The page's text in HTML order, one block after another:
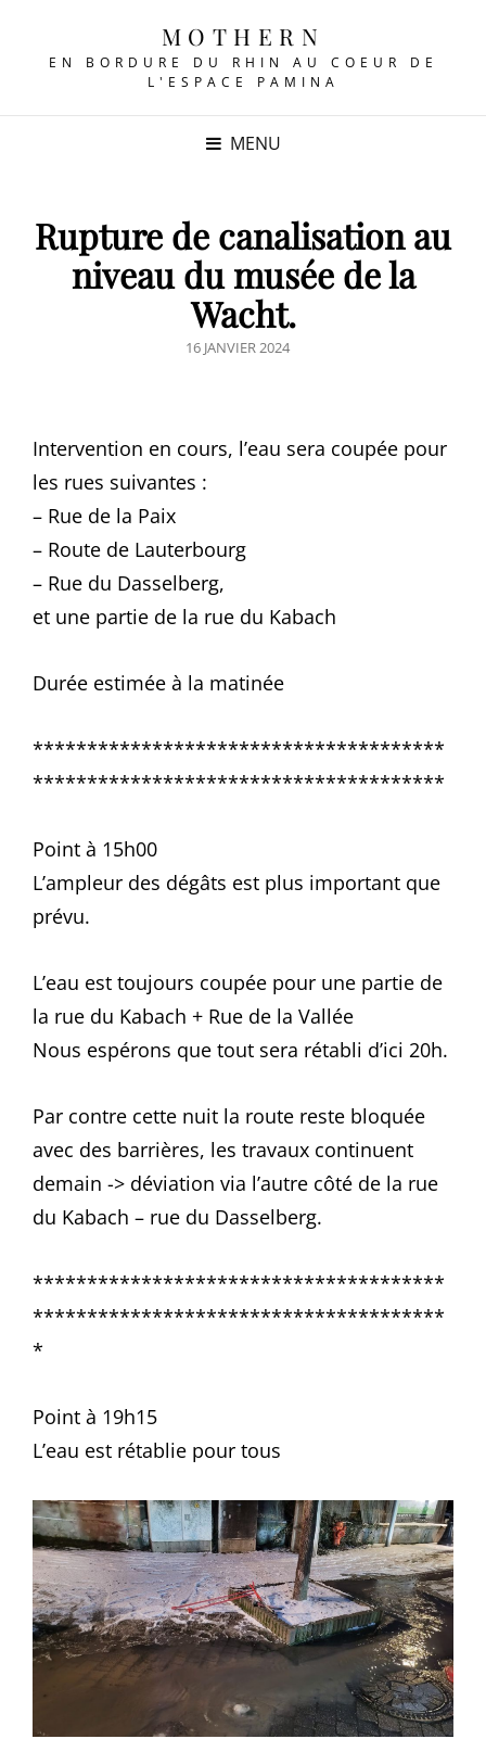
MOTHERN
EN BORDURE DU RHIN AU COEUR DE
L'ESPACE PAMINA
MENU
Rupture de canalisation au
niveau du musée de la
Wacht.
POSTED
16 JANVIER 2024
Intervention en cours, l’eau sera coupée pour
les rues suivantes :
– Rue de la Paix
– Route de Lauterbourg
– Rue du Dasselberg,
et une partie de la rue du Kabach
Durée estimée à la matinée
**************************************
**************************************
Point à 15h00
L’ampleur des dégâts est plus important que
prévu.
L’eau est toujours coupée pour une partie de
la rue du Kabach + Rue de la Vallée
Nous espérons que tout sera rétabli d’ici 20h.
Par contre cette nuit la route reste bloquée
avec des barrières, les travaux continuent
demain -> déviation via l’autre côté de la rue
du Kabach – rue du Dasselberg.
**************************************
**************************************
*
Point à 19h15
L’eau est rétablie pour tous